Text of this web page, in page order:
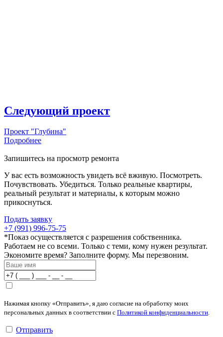
Следующий проект
Проект "Глубина"
Подробнее
Запишитесь на просмотр ремонта
У вас есть возможность увидеть всё вживую. Посмотреть.
Почувствовать. Убедиться. Только реальные квартиры,
реальный результат и материалы, к которым можно
прикоснуться.
Подать заявку
+7 (991) 996-75-75
*Показ осуществляется с разрешения собственника.
Работаем не со всеми. Только с теми, кому нужен результат.
Экономите время? Заполните форму. Мы перезвоним.
Нажимая кнопку «Отправить», я даю согласие на обработку моих
персональных данных в соответствии с Политикой конфиденциальности.
Отправить